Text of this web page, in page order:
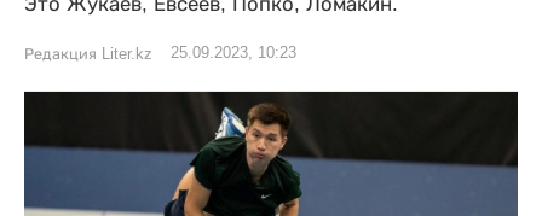
Редакция Liter.kz 25.09.2023, 10:23